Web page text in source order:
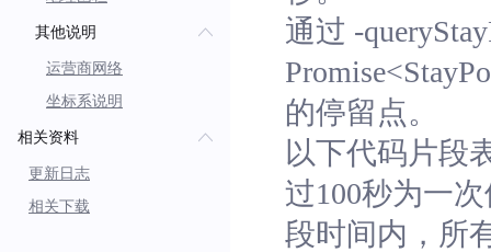
其他说明
运营商网络
坐标系说明
相关资料
更新日志
相关下载
通过 -
的停留点。
以下代码片段
过100秒为一
段时间内，所